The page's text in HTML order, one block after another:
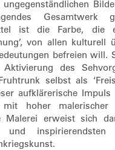
Gesamtwerk
ist die Farbe, die
von allen kulturell
befreien will.
des
selbst als
aufklärerische
hoher malerischer
Malerei erweist sich
und